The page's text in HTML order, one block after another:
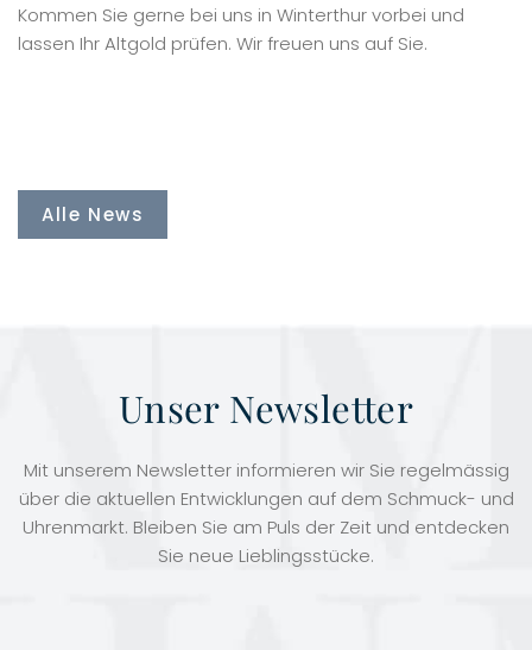
Kommen Sie gerne bei uns in Winterthur vorbei und
lassen Ihr Altgold prüfen. Wir freuen uns auf Sie.
Alle News
Unser Newsletter
Mit unserem Newsletter informieren wir Sie regelmässig
über die aktuellen Entwicklungen auf dem Schmuck- und
Uhrenmarkt. Bleiben Sie am Puls der Zeit und entdecken
Sie neue Lieblingsstücke.